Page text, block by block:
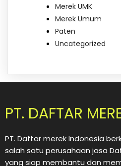
Merek UMK
Merek Umum
Paten
Uncategorized
PT. DAFTAR
PT. Daftar merek Indonesia
salah satu perusahaan jasa
yang siap membantu dan